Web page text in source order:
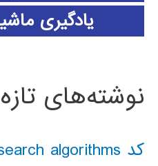
یادگیری
نوشته‌های تازه
کد classical AI search algorithms